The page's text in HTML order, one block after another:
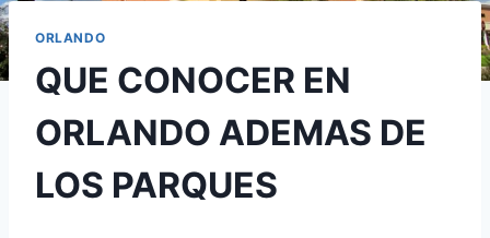
ORLANDO
QUE CONOCER EN
ORLANDO ADEMAS DE
LOS PARQUES